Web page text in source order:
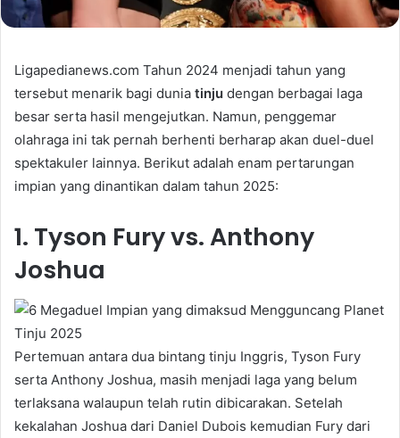
Ligapedianews.com Tahun 2024 menjadi tahun yang
tersebut menarik bagi dunia tinju dengan berbagai laga
besar serta hasil mengejutkan. Namun, penggemar
olahraga ini tak pernah berhenti berharap akan duel-duel
spektakuler lainnya. Berikut adalah enam pertarungan
impian yang dinantikan dalam tahun 2025:
1. Tyson Fury vs. Anthony
Joshua
Pertemuan antara dua bintang tinju Inggris, Tyson Fury
serta Anthony Joshua, masih menjadi laga yang belum
terlaksana walaupun telah rutin dibicarakan. Setelah
kekalahan Joshua dari Daniel Dubois kemudian Fury dari